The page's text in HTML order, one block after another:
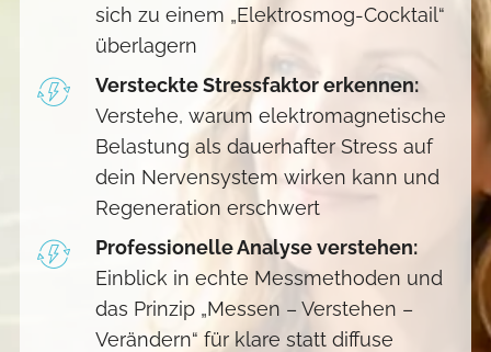
sich zu einem „Elektrosmog-Cocktail“
überlagern
Versteckte Stressfaktor erkennen:
Verstehe, warum elektromagnetische
Belastung als dauerhafter Stress auf
dein Nervensystem wirken kann und
Regeneration erschwert
Professionelle Analyse verstehen:
Einblick in echte Messmethoden und
das Prinzip „Messen – Verstehen –
Verändern“ für klare statt diffuse